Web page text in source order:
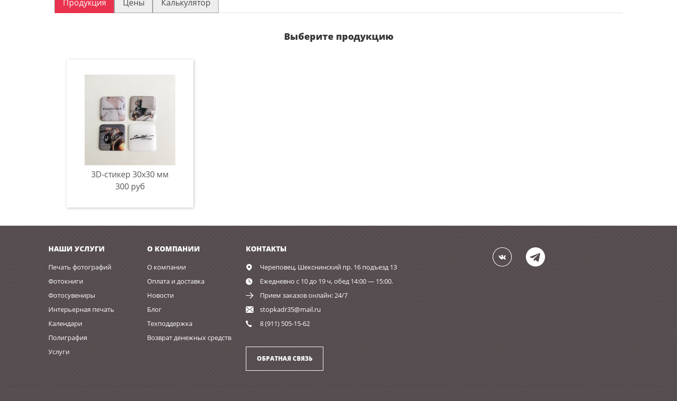
Продукция Цены Калькулятор
Выберите продукцию
3D-стикер 30x30 мм
300 руб
НАШИ УСЛУГИ
Печать фотографий
Фотокниги
Фотосувениры
Интерьерная печать
Календари
Полиграфия
Услуги
О КОМПАНИИ
О компании
Оплата и доставка
Новости
Блог
Техподдержка
Возврат денежных средств
КОНТАКТЫ
Череповец, Шекснинский пр. 16 подъезд 13
Ежедневно с 10 до 19 ч, обед 14:00 — 15:00.
Прием заказов онлайн: 24/7
stopkadr35@mail.ru
8 (911) 505-15-62
ОБРАТНАЯ СВЯЗЬ